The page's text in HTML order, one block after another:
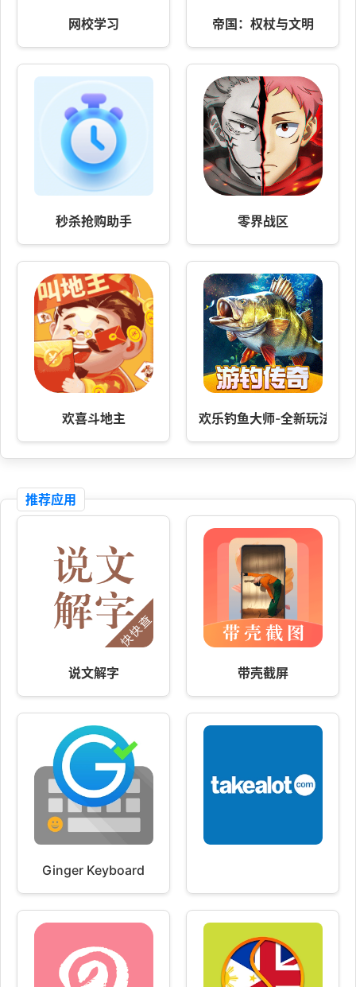
网校学习 帝国：权杖与文明
秒杀抢购助手 零界战区
欢喜斗地主 欢乐钓鱼大师-全新玩法游
推荐应用
说文解字 带壳截屏
Ginger Keyboard